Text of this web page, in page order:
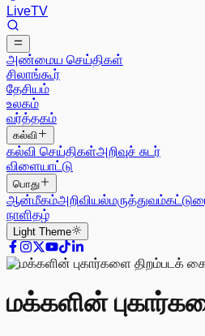
LiveTV
அண்மைய செய்திகள்
சிலாங்கூர்
தேசியம்
உலகம்
வர்த்தகம்
கல்வி
கல்வி செய்திகள்அறிவுச் சுடர்
விளையாட்டு
பொது
ஆன்மீகம்அறிவியல்மருத்துவம்
நாளிதழ்
Light Theme
மக்களின்